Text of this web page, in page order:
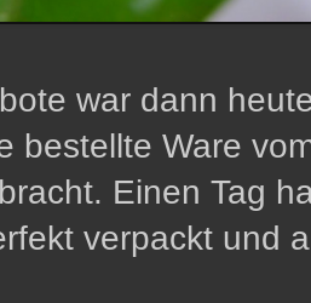
war dann
bestellte Ware
Einen Tag
verpackt und